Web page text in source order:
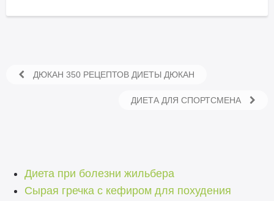
ДЮКАН 350 РЕЦЕПТОВ ДИЕТЫ ДЮКАН
ДИЕТА ДЛЯ СПОРТСМЕНА
Диета при болезни жильбера
Сырая гречка с кефиром для похудения